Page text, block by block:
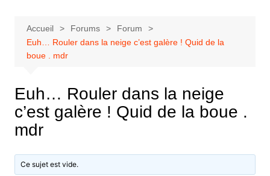
Accueil Forums
Forum
Euh… Rouler dans la neige c’est galère ! Quid de la
boue . mdr
Euh… Rouler dans la neige
c’est galère ! Quid de la boue .
mdr
Ce sujet est vide.